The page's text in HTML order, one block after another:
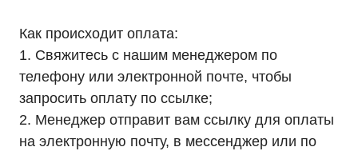
Как происходит оплата:
1. Свяжитесь с нашим менеджером по
телефону или электронной почте, чтобы
запросить оплату по ссылке;
2. Менеджер отправит вам ссылку для оплаты
на электронную почту, в мессенджер или по
Покупателям
О компании
Доставка
Оплата
Гарантии